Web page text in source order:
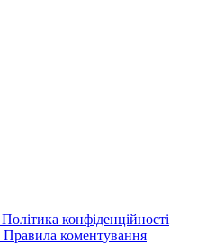
Політика конфіденційності
Правила коментування